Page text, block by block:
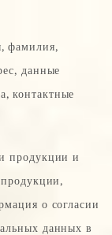
фамилия,
данные
контактные
продукции и
о согласии
данных в